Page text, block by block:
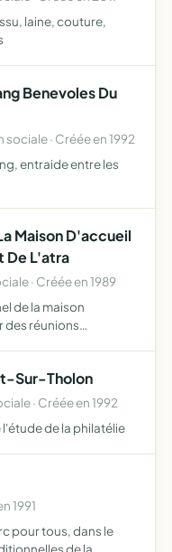
laine, couture,
Benevoles Du
· Créée en 1992
entraide entre les
Maison D'accueil
De L'atra
· Créée en 1989
de la maison
des réunions
Sur-Tholon
· Créée en 1992
de la philatélie
1991
pour tous, dans le
de la